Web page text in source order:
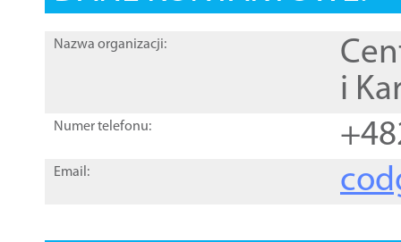
Nazwa organizacji:
i
Numer telefonu:
Email: